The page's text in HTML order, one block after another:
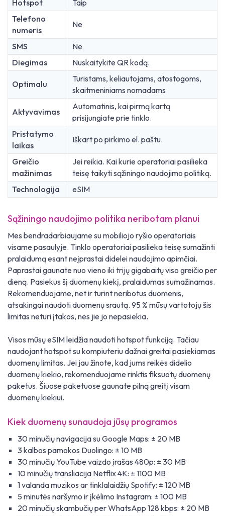
Hotspot
Taip
Telefono
numeris
Ne
SMS
Ne
Diegimas
Nuskaitykite QR kodą.
Optimalu
Turistams, keliautojams, atostogoms,
skaitmeniniams nomadams
Aktyvavimas
Automatinis, kai pirmą kartą
prisijungiate prie tinklo.
Pristatymo
laikas
Iškart po pirkimo el. paštu.
Greičio
mažinimas
Jei reikia. Kai kurie operatoriai pasilieka
teisę taikyti sąžiningo naudojimo politiką.
Technologija
eSIM
Sąžiningo naudojimo politika neribotam planui
Mes bendradarbiaujame su mobiliojo ryšio operatoriais
visame pasaulyje. Tinklo operatoriai pasilieka teisę sumažinti
pralaidumą esant neįprastai didelei naudojimo apimčiai.
Paprastai gaunate nuo vieno iki trijų gigabaitų viso greičio per
dieną. Pasiekus šį duomenų kiekį, pralaidumas sumažinamas.
Rekomenduojame, net ir turint neribotus duomenis,
atsakingai naudoti duomenų srautą. 95 % mūsų vartotojų šis
limitas neturi įtakos, nes jie jo nepasiekia.
Visos mūsų eSIM leidžia naudoti hotspot funkciją. Tačiau
naudojant hotspot su kompiuteriu dažnai greitai pasiekiamas
duomenų limitas. Jei jau žinote, kad jums reikės didelio
duomenų kiekio, rekomenduojame rinktis fiksuotų duomenų
paketus. Šiuose paketuose gaunate pilną greitį visam
duomenų kiekiui.
Kiek duomenų sunaudoja jūsų programos
30 minučių navigacija su Google Maps: ± 20 MB
3 kalbos pamokos Duolingo: ± 10 MB
30 minučių YouTube vaizdo įrašas 480p: ± 30 MB
10 minučių transliacija Netflix 4K: ± 1100 MB
1 valanda muzikos ar tinklalaidžių Spotify: ± 120 MB
5 minutės naršymo ir įkėlimo Instagram: ± 100 MB
20 minučių skambučių per WhatsApp 128 kbps: ± 20 MB